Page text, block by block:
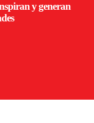
y generan